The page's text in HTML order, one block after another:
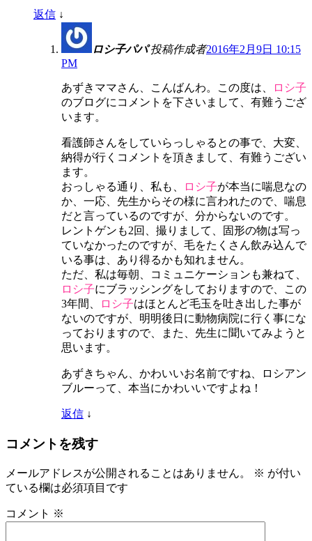
返信 ↓
ロシ子パパ 投稿作成者2016年2月9日 10:15
PM
あずきママさん、こんばんわ。この度は、
ロシ子
のブログにコメントを下さいまして、有難うござ
います。
看護師さんをしていらっしゃるとの事で、大変、
納得が行くコメントを頂きまして、有難うござい
ます。
おっしゃる通り、私も、
ロシ子が本当に喘息なの
か、一応、先生からその様に言われたので、喘息
だと言っているのですが、分からないのです。
レントゲンも2回、撮りまして、固形の物は写っ
ていなかったのですが、毛をたくさん飲み込んで
いる事は、あり得るかも知れません。
ただ、私は毎朝、コミュニケーションも兼ねて、
ロシ子にブラッシングをしておりますので、この
3年間、
ロシ子はほとんど毛玉を吐き出した事が
ないのですが、明明後日に動物病院に行く事にな
っておりますので、また、先生に聞いてみようと
思います。
あずきちゃん、かわいいお名前ですね、ロシアン
ブルーって、本当にかわいいですよね！
返信 ↓
コメントを残す
メールアドレスが公開されることはありません。 ※ が付い
ている欄は必須項目です
コメント ※